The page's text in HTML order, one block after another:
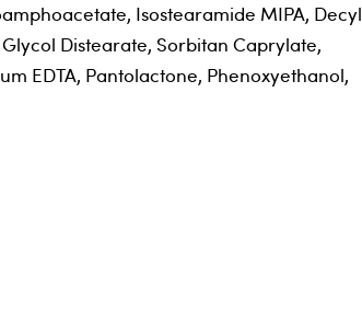
Isostearamide MIPA, Decyl
Distearate, Sorbitan Caprylate,
EDTA, Pantolactone, Phenoxyethanol,